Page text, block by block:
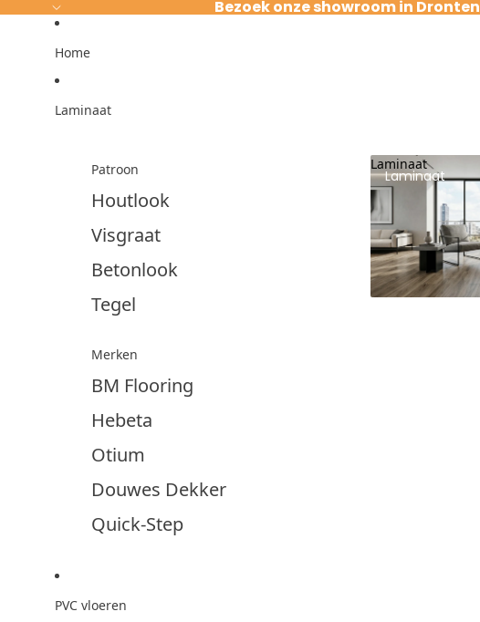
Bezoek onze showroom in Dronten
Home
Laminaat
Patroon
Houtlook
Visgraat
Betonlook
Tegel
Merken
BM Flooring
Hebeta
Otium
Douwes Dekker
Quick-Step
Laminaat
Laminaat
PVC vloeren